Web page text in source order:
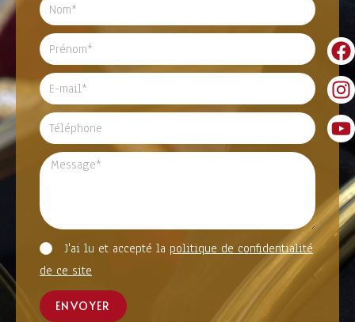
J'ai lu et accepté la politique de confidentialité
de ce site
ENVOYER